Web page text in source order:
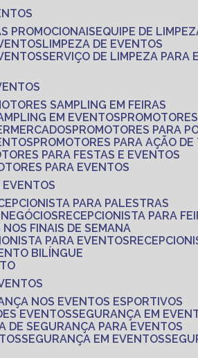
PROMOCIONAIS
EQUIPE DE
LIMPEZA DE EVENTOS
SERVIÇO DE LIMPEZA PARA
SAMPLING EM FEIRAS
EM EVENTOS
PROMOTORES PARA
PROMOTORES PARA AÇÃO
PARA FESTAS E EVENTOS
PARA EVENTOS
EVENTOS
PARA PALESTRAS
RECEPCIONISTA PARA
NOS FINAIS DE SEMANA
PARA EVENTOS
BILÍNGUE
NOS EVENTOS ESPORTIVOS
EVENTOS SEGURANÇA EM
DE SEGURANÇA PARA EVENTOS
SEGURANÇA EM EVENTOS